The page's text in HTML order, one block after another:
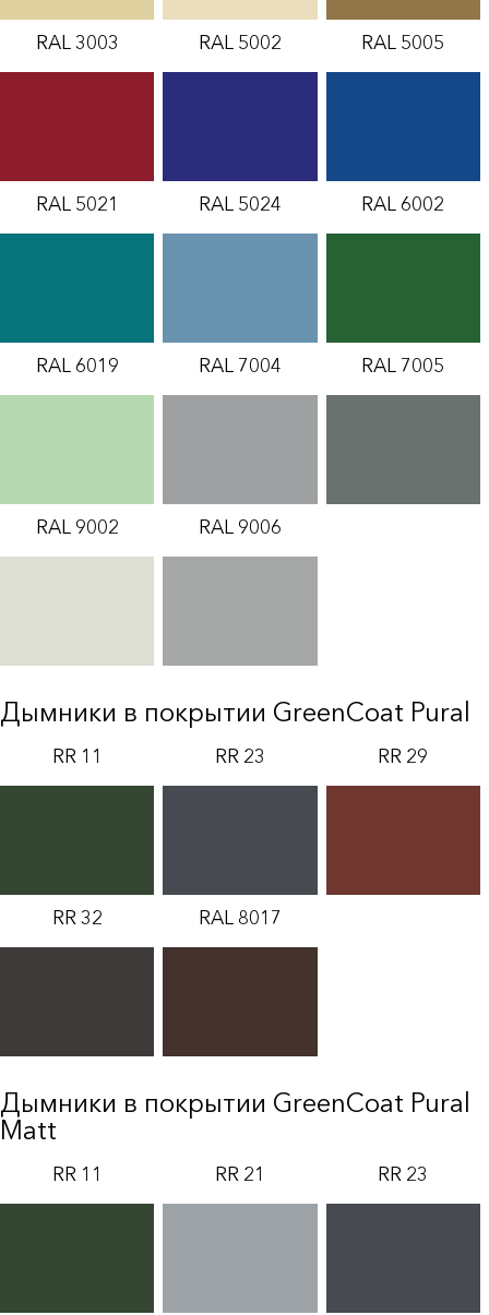
RAL 3003 RAL 5002 RAL 5005
RAL 5021 RAL 5024 RAL 6002
RAL 6019 RAL 7004 RAL 7005
RAL 9002 RAL 9006
Дымники в покрытии GreenCoat Pural
RR 11 RR 23 RR 29
RR 32 RAL 8017
Дымники в покрытии GreenCoat Pural
Matt
RR 11 RR 21 RR 23